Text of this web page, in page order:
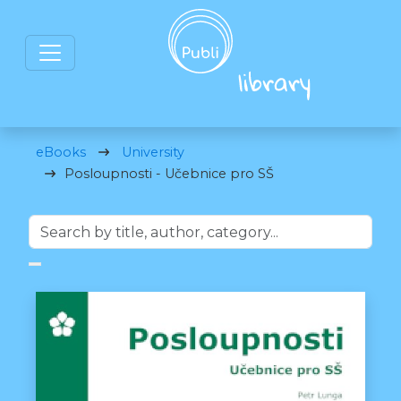
eBooks
University
Posloupnosti - Učebnice pro SŠ